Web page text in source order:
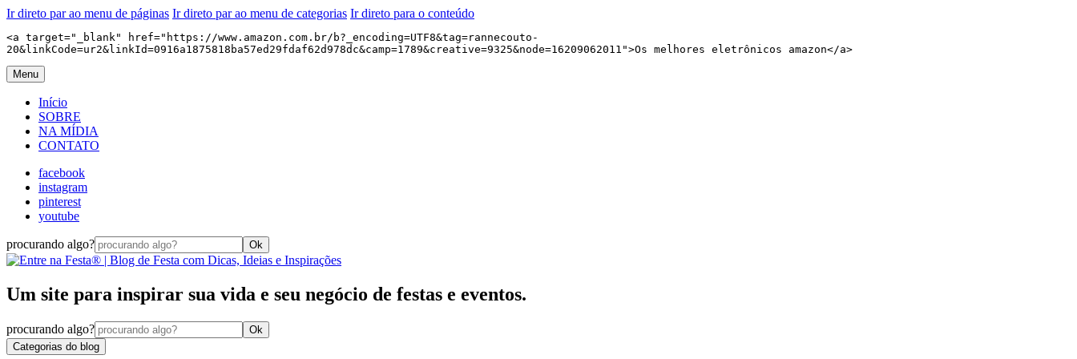
Ir direto par ao menu de páginas Ir direto par ao menu de categorias Ir direto para o conteúdo
<a target="_blank" href="https://www.amazon.com.br/b?_encoding=UTF8&tag=rannecouto-
20&linkCode=ur2&linkId=0916a1875818ba57ed29fdaf62d978dc&camp=1789&creative=9325&node=16209062011">Os melhores eletrônicos amazon</a>
Menu
Início
SOBRE
NA MÍDIA
CONTATO
facebook
instagram
pinterest
youtube
procurando algo? Ok
Um site para inspirar sua vida e seu negócio de festas e eventos.
procurando algo?
Ok
Categorias do blog